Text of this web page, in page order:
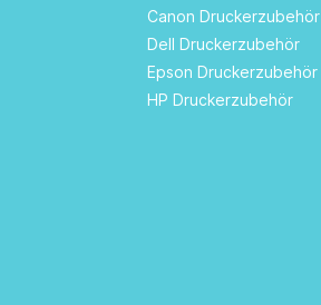
Canon Druckerzubehör
Dell Druckerzubehör
Epson Druckerzubehör
HP Druckerzubehör